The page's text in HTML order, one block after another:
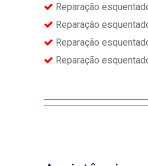
Reparação
Reparação
Reparação
Reparação